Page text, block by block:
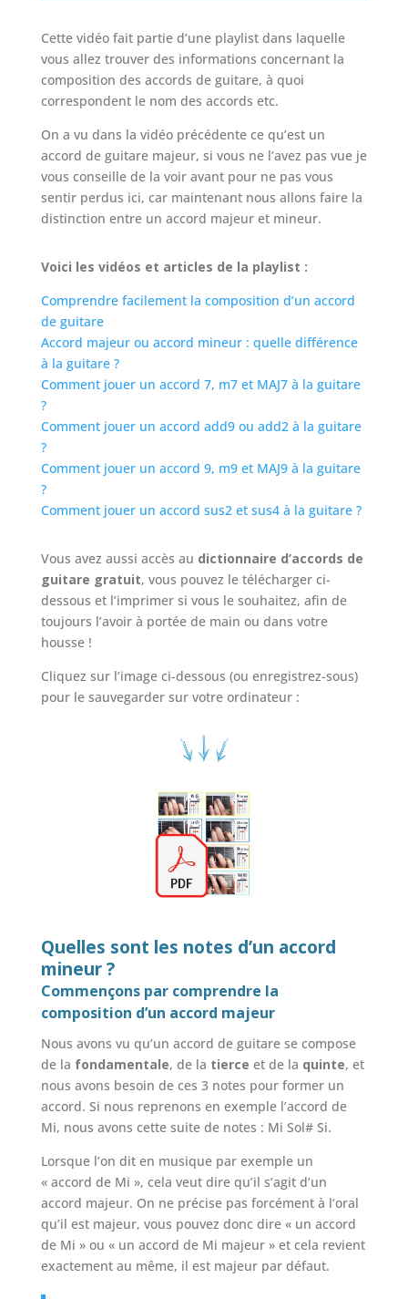
Cette vidéo fait partie d’une playlist dans laquelle
vous allez trouver des informations concernant la
composition des accords de guitare, à quoi
correspondent le nom des accords etc.
On a vu dans la vidéo précédente ce qu’est un
accord de guitare majeur, si vous ne l’avez pas vue je
vous conseille de la voir avant pour ne pas vous
sentir perdus ici, car maintenant nous allons faire la
distinction entre un accord majeur et mineur.
Voici les vidéos et articles de la playlist :
Comprendre facilement la composition d’un accord
de guitare
Accord majeur ou accord mineur : quelle différence
à la guitare ?
Comment jouer un accord 7, m7 et MAJ7 à la guitare
?
Comment jouer un accord add9 ou add2 à la guitare
?
Comment jouer un accord 9, m9 et MAJ9 à la guitare
?
Comment jouer un accord sus2 et sus4 à la guitare ?
Vous avez aussi accès au dictionnaire d’accords de
guitare gratuit, vous pouvez le télécharger ci-
dessous et l’imprimer si vous le souhaitez, afin de
toujours l’avoir à portée de main ou dans votre
housse !
Cliquez sur l’image ci-dessous (ou enregistrez-sous)
pour le sauvegarder sur votre ordinateur :
Quelles sont les notes d’un accord
mineur ?
Commençons par comprendre la
composition d’un accord majeur
Nous avons vu qu’un accord de guitare se compose
de la fondamentale, de la tierce et de la quinte, et
nous avons besoin de ces 3 notes pour former un
accord. Si nous reprenons en exemple l’accord de
Mi, nous avons cette suite de notes : Mi Sol# Si.
Lorsque l’on dit en musique par exemple un
« accord de Mi », cela veut dire qu’il s’agit d’un
accord majeur. On ne précise pas forcément à l’oral
qu’il est majeur, vous pouvez donc dire « un accord
de Mi » ou « un accord de Mi majeur » et cela revient
exactement au même, il est majeur par défaut.